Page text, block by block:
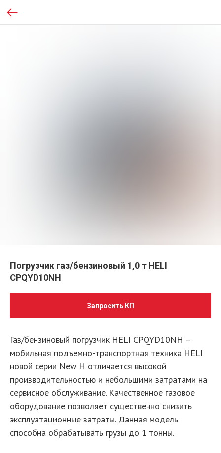
Погрузчик газ/бензиновый 1,0 т HELI
CPQYD10NH
Запросить КП
Газ/бензиновый погрузчик HELI CPQYD10NH –
мобильная подъемно-транспортная техника HELI
новой серии New H отличается высокой
производительностью и небольшими затратами на
сервисное обслуживание. Качественное газовое
оборудование позволяет существенно снизить
эксплуатационные затраты. Данная модель
способна обрабатывать грузы до 1 тонны.